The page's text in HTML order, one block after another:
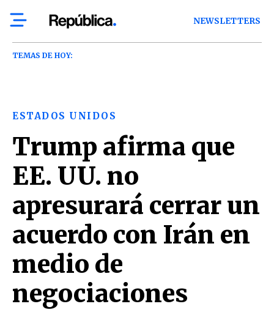
NEWSLETTERS
TEMAS DE HOY:
ESTADOS UNIDOS
Trump afirma que
EE. UU. no
apresurará cerrar un
acuerdo con Irán en
medio de
negociaciones